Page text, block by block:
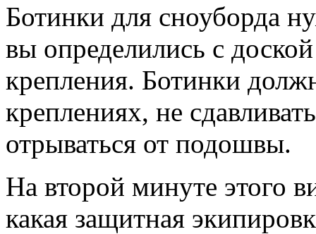
Ботинки для сноуборда
вы определились с
крепления. Ботинки
креплениях, не
отрываться от подошвы.
На второй минуте этого
какая защитная